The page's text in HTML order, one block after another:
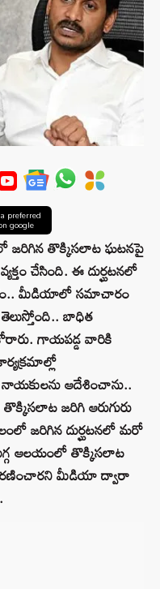
preferred
google
జరిగిన తొక్కిసలాట ఘటనపై
చేసింది. ఈ దుర్ఘటనలో
మీడియాలో సమాచారం
బాధిత
గాయపడ్డ వారికి
ఆదేశించాను..
జరిగి ఆరుగురు
జరిగిన దుర్ఘటనలో మరో
ఆలయంలో తొక్కిసలాట
మీడియా ద్వారా